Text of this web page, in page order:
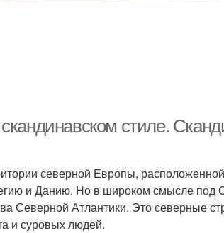
стиле.
северной Европы,
и Данию. Но в широком смысле под
Северной Атлантики. Это северные
и суровых людей.